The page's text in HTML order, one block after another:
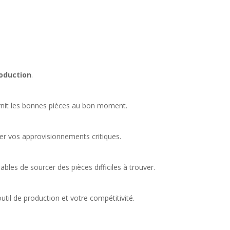
.
les bonnes pièces au bon moment.
vos approvisionnements critiques.
de sourcer des pièces difficiles à trouver.
de production et votre compétitivité.